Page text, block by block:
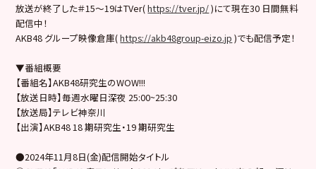
放送が終了した＃15〜19はTVer(https://tver.jp/)にて現在30 日間無料
配信中！
AKB48 グループ映像倉庫(https://akb48group-eizo.jp )でも配信予定！
▼番組概要
【番組名】AKB48研究生のWOW!!!
【放送日時】毎週水曜日深夜 25:00~25:30
【放送局】テレビ神奈川
【出演】AKB48 18 期研究生・19 期研究生
●2024年11月8日(金)配信開始タイトル